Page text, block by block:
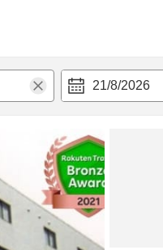
21/8/2026